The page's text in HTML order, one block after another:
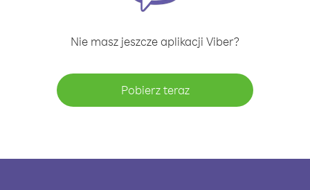
Nie masz jeszcze aplikacji Viber?
Pobierz teraz